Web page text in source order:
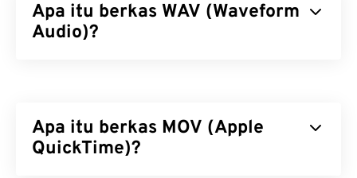
Apa itu berkas WAV (Waveform
Audio)?
Resource Interchange File Format (RIFF)
IBM dan Windows. Berkas WAV jauh lebih besar
Apa itu berkas MOV (Apple
QuickTime)?